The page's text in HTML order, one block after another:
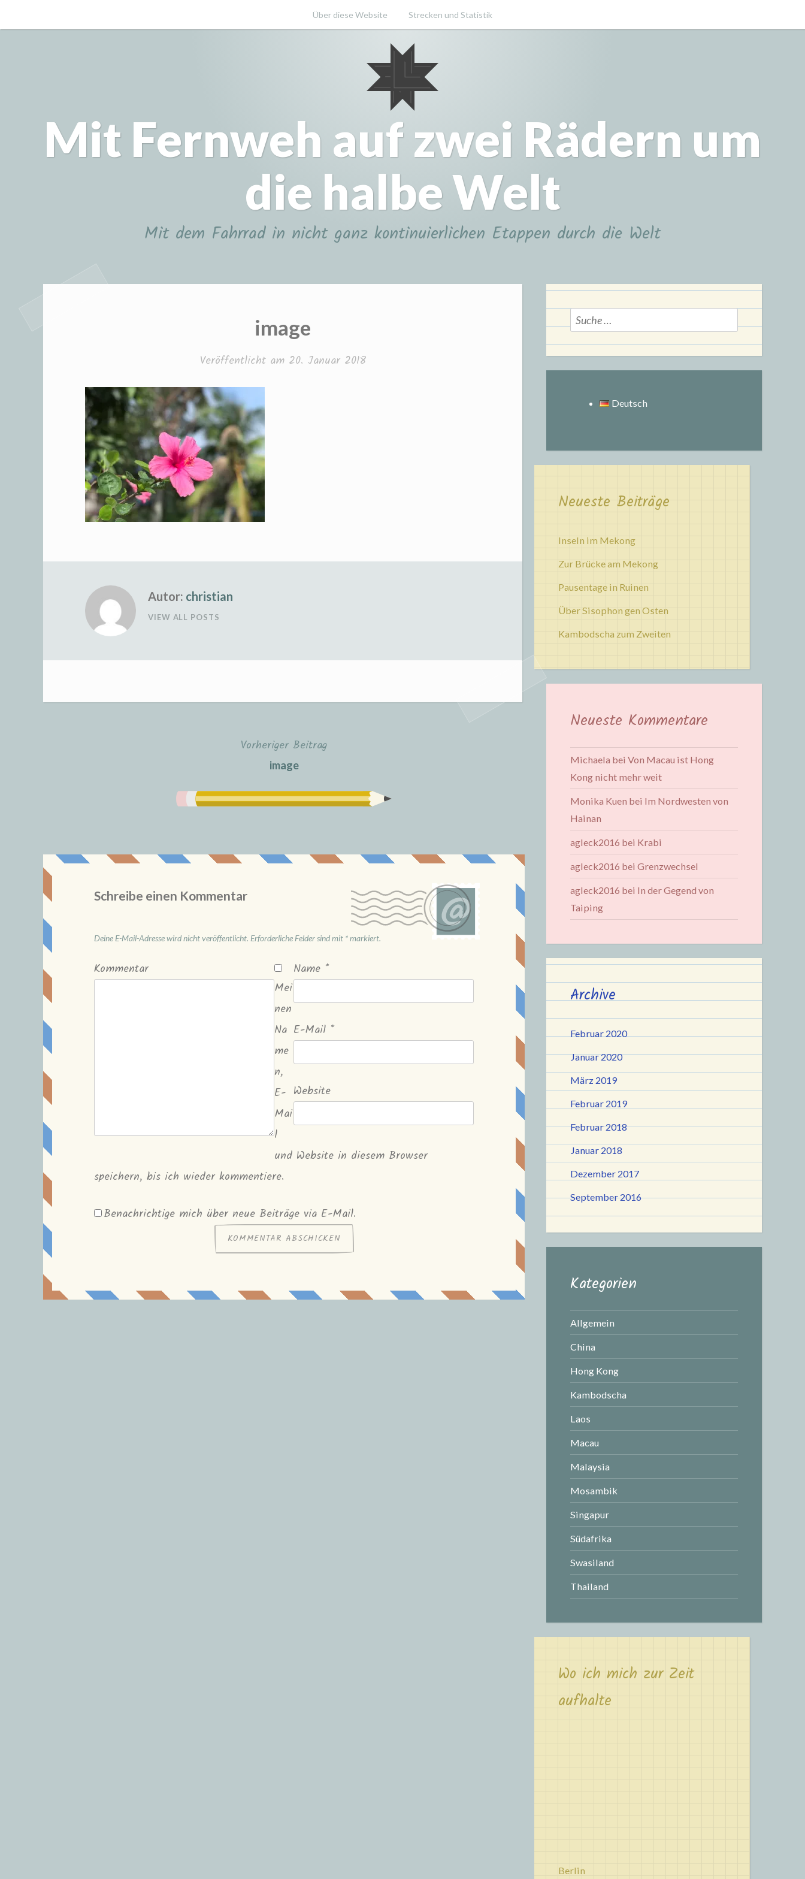
Inhalt
Über diese Website Strecken und Statistik
Mit Fernweh auf zwei Rädern um
die halbe Welt
Mit dem Fahrrad in nicht ganz kontinuierlichen Etappen durch die Welt
image
Veröffentlicht am 20. Januar 2018
Autor: christian
VIEW ALL POSTS
Vorheriger Beitrag
image
Schreibe einen Kommentar
Deine E-Mail-Adresse wird nicht veröffentlicht. Erforderliche Felder sind mit *markiert.
Kommentar Name *
E-Mail *
Website
Mei
nen
Na
me
n,
E-
Mai
l
und Website in diesem Browser
speichern, bis ich wieder kommentiere.
Benachrichtige mich über neue Beiträge via E-Mail.
Suche
nach:
Deutsch
Neueste Beiträge
Inseln im Mekong
Zur Brücke am Mekong
Pausentage in Ruinen
Über Sisophon gen Osten
Kambodscha zum Zweiten
Neueste Kommentare
Michaela bei Von Macau ist Hong
Kong nicht mehr weit
Monika Kuen bei Im Nordwesten von
Hainan
agleck2016 bei Krabi
agleck2016 bei Grenzwechsel
agleck2016 bei In der Gegend von
Taiping
Archive
Februar 2020
Januar 2020
März 2019
Februar 2019
Februar 2018
Januar 2018
Dezember 2017
September 2016
Kategorien
Allgemein
China
Hong Kong
Kambodscha
Laos
Macau
Malaysia
Mosambik
Singapur
Südafrika
Swasiland
Thailand
Wo ich mich zur Zeit
aufhalte
Berlin